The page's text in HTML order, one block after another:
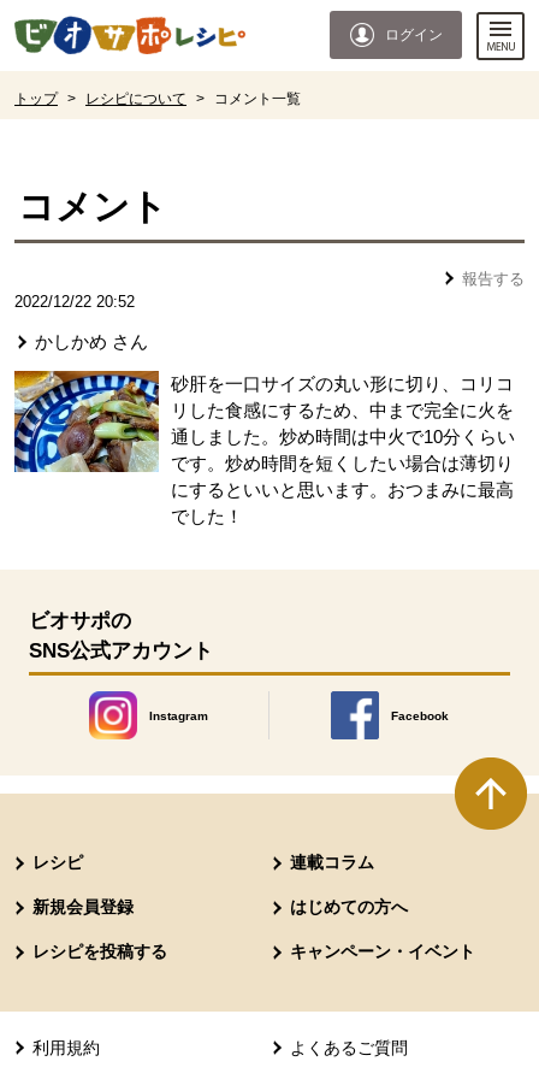
ページの先頭です。
ログイン
トップ > レシピについて > コメント一覧
コメント
報告する
2022/12/22 20:52
かしかめ さん
砂肝を一口サイズの丸い形に切り、コリコ
リした食感にするため、中まで完全に火を
通しました。炒め時間は中火で10分くらい
です。炒め時間を短くしたい場合は薄切り
にするといいと思います。おつまみに最高
でした！
ビオサポの
SNS公式アカウント
Instagram
別のウィンドウで開きます。
Facebook
別のウィンドウで開きます
レシピ 連載コラム
新規会員登録 はじめての方へ
レシピを投稿する キャンペーン・イベント
利用規約 よくあるご質問